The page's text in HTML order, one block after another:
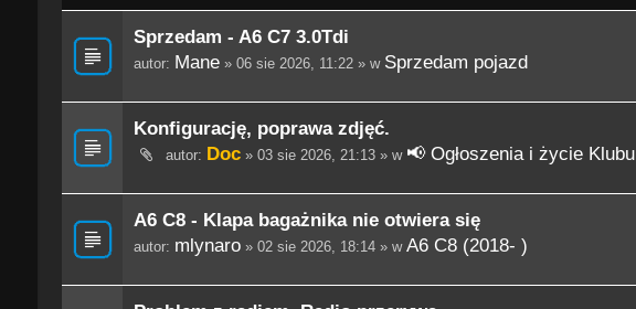
Sprzedam - A6 C7 3.0Tdi
autor: Mane» 06 sie 2026, 11:22 » w Sprzedam pojazd
Konfigurację, poprawa zdjęć.
autor: Doc» 03 sie 2026, 21:13 » w 📢 Ogłoszenia i życie Klubu
A6 C8 - Klapa bagażnika nie otwiera się
autor: mlynaro» 02 sie 2026, 18:14 » w A6 C8 (2018- )